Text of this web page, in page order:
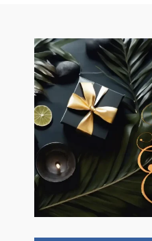
🖤BLACK
Novembre